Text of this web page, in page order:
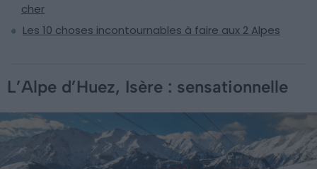
cher
Les 10 choses incontournables à faire aux 2 Alpes
L’Alpe d’Huez, Isère : sensationnelle